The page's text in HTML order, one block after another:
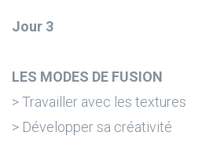
Jour 3
LES MODES DE FUSION
> Travailler avec les textures
> Développer sa créativité